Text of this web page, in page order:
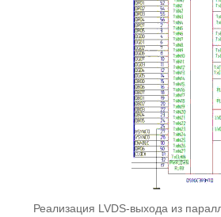
Реализация LVDS-выхода из